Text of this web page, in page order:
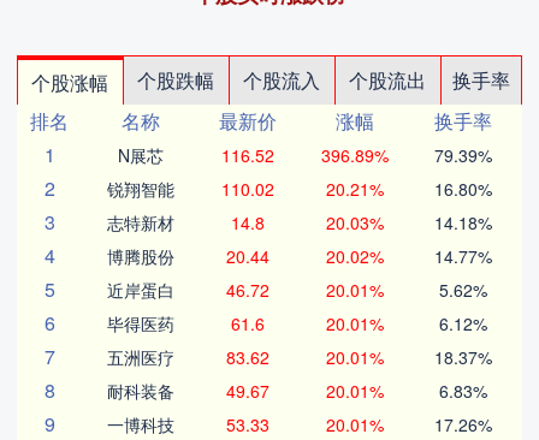
个股涨幅 个股跌幅 个股流入 个股流出
换手率
排名
名称 最新价 涨幅
换手率
1
N展芯 116.52 396.89% 79.39%
2 锐翔智能 110.02 20.21% 16.80%
3 志特新材 14.8 20.03% 14.18%
4 博腾股份 20.44 20.02% 14.77%
5 近岸蛋白 46.72 20.01% 5.62%
6 毕得医药 61.6 20.01% 6.12%
7 五洲医疗 83.62 20.01% 18.37%
8 耐科装备 49.67 20.01% 6.83%
9 一博科技 53.33 20.01% 17.26%